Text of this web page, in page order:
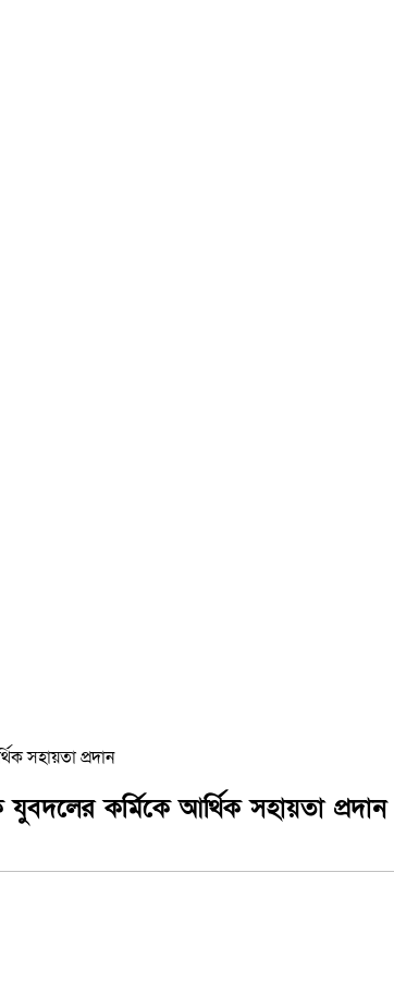
সহায়তা প্রদান
কর্মিকে আর্থিক সহায়তা প্রদান